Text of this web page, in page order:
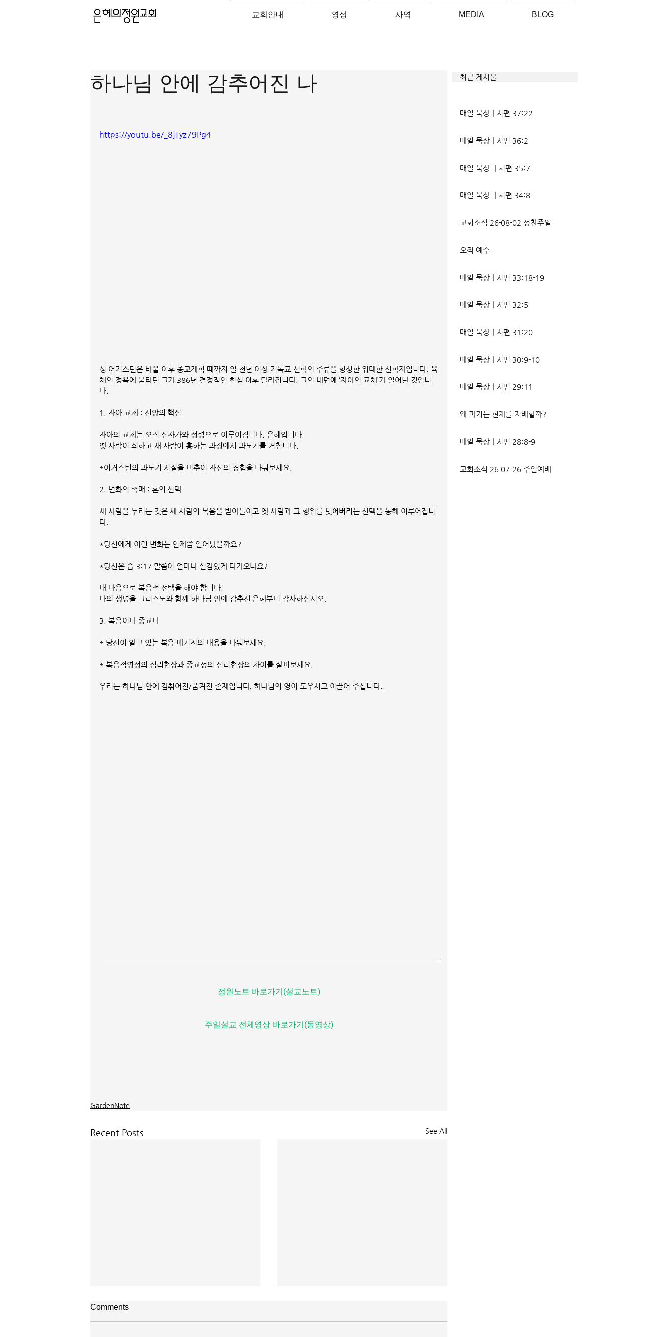
교회안내 영성 사역 MEDIA BLOG
최근 게시물
하나님 안에 감추어진 나
https://youtu.be/_8jTyz79Pg4
성 어거스틴은 바울 이후 종교개혁 때까지 일 천년 이상 기독교 신학의 주류을 형성한 위대한 신학자입니다. 육
체의 정욕에 불타던 그가 386년 결정적인 회심 이후 달라집니다. 그의 내면에 ‘자아의 교체’가 일어난 것입니
다.
1. 자아 교체 : 신앙의 핵심
자아의 교체는 오직 십자가와 성령으로 이루어집니다. 은혜입니다.
옛 사람이 쇠하고 새 사람이 흥하는 과정에서 과도기를 거칩니다.
*어거스틴의 과도기 시절을 비추어 자신의 경험을 나눠보세요.
2. 변화의 촉매 : 혼의 선택
새 사람을 누리는 것은 새 사람의 복음을 받아들이고 옛 사람과 그 행위를 벗어버리는 선택을 통해 이루어집니
다.
*당신에게 이런 변화는 언제쯤 일어났을까요?
*당신은 습 3:17 말씀이 얼마나 실감있게 다가오나요?
내 마음으로 복음적 선택을 해야 합니다.
나의 생명을 그리스도와 함께 하나님 안에 감추신 은혜부터 감사하십시오.
3. 복음이냐 종교냐
* 당신이 알고 있는 복음 패키지의 내용을 나눠보세요.
* 복음적영성의 심리현상과 종교성의 심리현상의 차이를 살펴보세요.
우리는 하나님 안에 감취어진/품겨진 존재입니다. 하나님의 영이 도우시고 이끌어 주십니다..
정원노트 바로가기(설교노트)
주일설교 전체영상 바로가기(동영상)
GardenNote
Recent Posts See All
Comments
매일 묵상ㅣ시편 37:22
매일 묵상ㅣ시편 36:2
매일 묵상 ㅣ시편 35:7
매일 묵상 ㅣ시편 34:8
교회소식 26-08-02 성찬주일
오직 예수
매일 묵상ㅣ시편 33:18-19
매일 묵상ㅣ시편 32:5
매일 묵상ㅣ시편 31:20
매일 묵상ㅣ시편 30:9-10
매일 묵상ㅣ시편 29:11
왜 과거는 현재를 지배할까?
매일 묵상ㅣ시편 28:8-9
교회소식 26-07-26 주일예배